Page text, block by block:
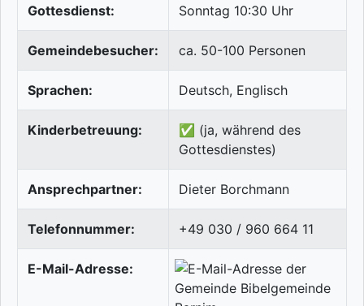
Gottesdienst: Sonntag 10:30 Uhr
Gemeindebesucher: ca. 50-100 Personen
Sprachen: Deutsch, Englisch
Kinderbetreuung:
✅ (ja, während des
Gottesdienstes)
Ansprechpartner: Dieter Borchmann
Telefonnummer: +49 030 / 960 664 11
E-Mail-Adresse: